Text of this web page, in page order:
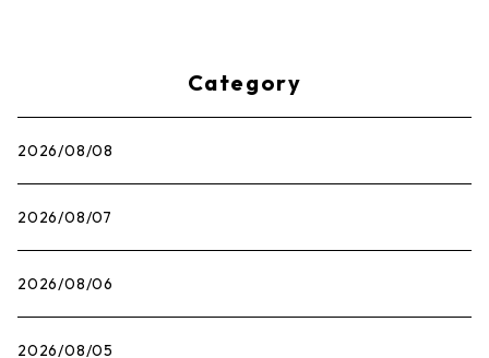
Category
2026/08/08
2026/08/07
2026/08/06
2026/08/05